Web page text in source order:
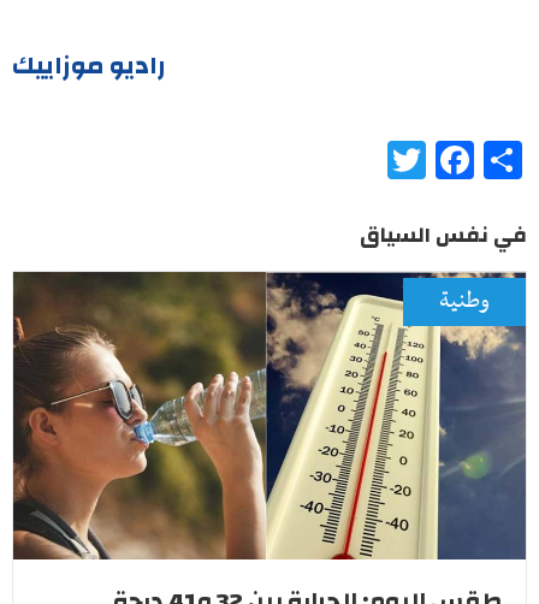
راديو موزاييك
Share
Facebook
في نفس السياق
وطنية